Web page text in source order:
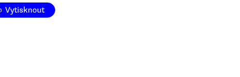
Vytisknout